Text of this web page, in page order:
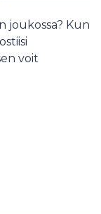
joukossa? Kun
voit